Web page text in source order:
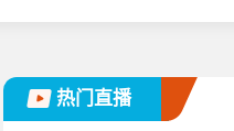
热门直播